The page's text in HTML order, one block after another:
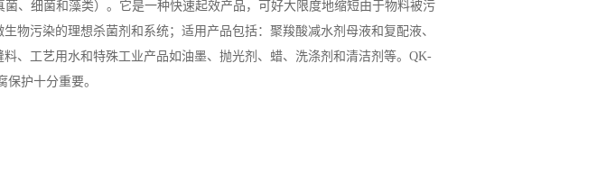
、细菌和藻类）。它是一种快速起效产品，可好大限度地缩短由于物料被污
物污染的理想杀菌剂和系统；适用产品包括：聚羧酸减水剂母液和复配液、
、工艺用水和特殊工业产品如油墨、抛光剂、蜡、洗涤剂和清洁剂等。QK-
护十分重要。